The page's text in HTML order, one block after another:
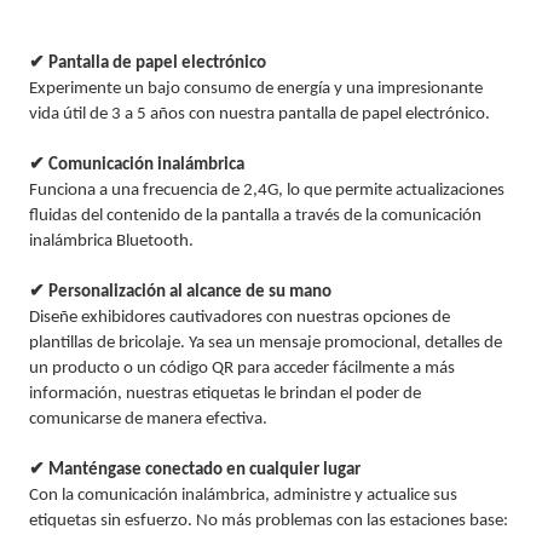
✔ Pantalla de papel electrónico
Experimente un bajo consumo de energía y una impresionante
vida útil de 3 a 5 años con nuestra pantalla de papel electrónico.
✔ Comunicación inalámbrica
Funciona a una frecuencia de 2,4G, lo que permite actualizaciones
fluidas del contenido de la pantalla a través de la comunicación
inalámbrica Bluetooth.
✔ Personalización al alcance de su mano
Diseñe exhibidores cautivadores con nuestras opciones de
plantillas de bricolaje. Ya sea un mensaje promocional, detalles de
un producto o un código QR para acceder fácilmente a más
información, nuestras etiquetas le brindan el poder de
comunicarse de manera efectiva.
✔ Manténgase conectado en cualquier lugar
Con la comunicación inalámbrica, administre y actualice sus
etiquetas sin esfuerzo. No más problemas con las estaciones base: